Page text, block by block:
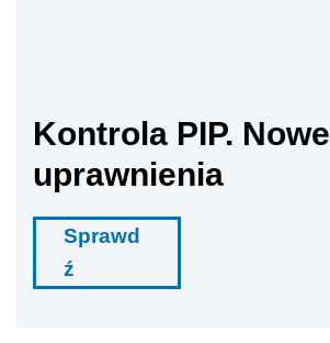
Kontrola PIP. Nowe
uprawnienia
Sprawd
ź